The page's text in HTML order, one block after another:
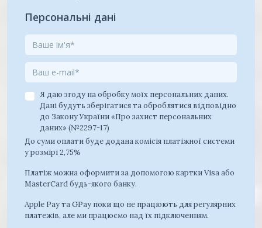
Персональні дані
Я даю згоду на обробку моїх персональних даних.
Дані будуть зберігатися та оброблятися відповідно
до Закону України «Про захист персональних
даних» (№2297-17)
До суми оплати буде додана комісія платіжної системи
у розмірі 2,75%
Платіж можна оформити за допомогою картки Visa або
MasterCard будь-якого банку.
Apple Pay та GPay поки що не працюють для регулярних
платежів, але ми працюємо над їх підключенням.